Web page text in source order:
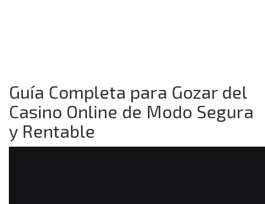
Guía Completa para Gozar del
Casino Online de Modo Segura
y Rentable